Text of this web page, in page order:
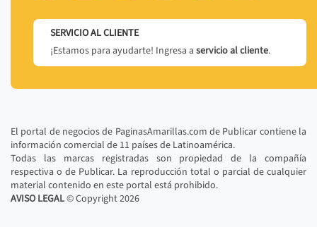
SERVICIO AL CLIENTE
¡Estamos para ayudarte! Ingresa a servicio al cliente.
El portal de negocios de PaginasAmarillas.com de Publicar contiene la
información comercial de 11 países de Latinoamérica.
Todas las marcas registradas son propiedad de la compañía
respectiva o de Publicar. La reproducción total o parcial de cualquier
material contenido en este portal está prohibido.
AVISO LEGAL© Copyright2026